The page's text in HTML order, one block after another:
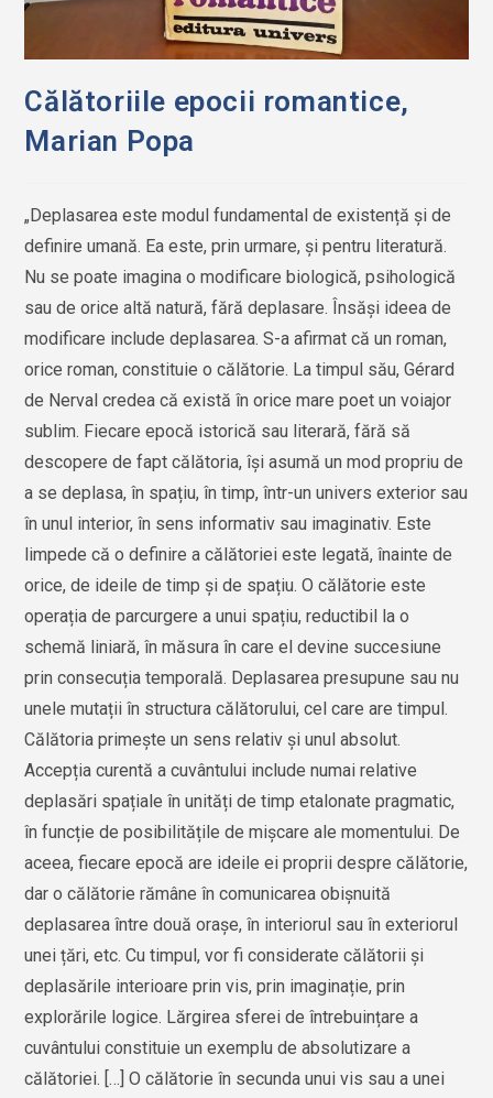
Călătoriile epocii romantice,
Marian Popa
„Deplasarea este modul fundamental de existență și de
definire umană. Ea este, prin urmare, și pentru literatură.
Nu se poate imagina o modificare biologică, psihologică
sau de orice altă natură, fără deplasare. Însăși ideea de
modificare include deplasarea. S-a afirmat că un roman,
orice roman, constituie o călătorie. La timpul său, Gérard
de Nerval credea că există în orice mare poet un voiajor
sublim. Fiecare epocă istorică sau literară, fără să
descopere de fapt călătoria, își asumă un mod propriu de
a se deplasa, în spațiu, în timp, într-un univers exterior sau
în unul interior, în sens informativ sau imaginativ. Este
limpede că o definire a călătoriei este legată, înainte de
orice, de ideile de timp și de spațiu. O călătorie este
operația de parcurgere a unui spațiu, reductibil la o
schemă liniară, în măsura în care el devine succesiune
prin consecuția temporală. Deplasarea presupune sau nu
unele mutații în structura călătorului, cel care are timpul.
Călătoria primește un sens relativ și unul absolut.
Accepția curentă a cuvântului include numai relative
deplasări spațiale în unități de timp etalonate pragmatic,
în funcție de posibilitățile de mișcare ale momentului. De
aceea, fiecare epocă are ideile ei proprii despre călătorie,
dar o călătorie rămâne în comunicarea obișnuită
deplasarea între două orașe, în interiorul sau în exteriorul
unei țări, etc. Cu timpul, vor fi considerate călătorii și
deplasările interioare prin vis, prin imaginație, prin
explorările logice. Lărgirea sferei de întrebuințare a
cuvântului constituie un exemplu de absolutizare a
călătoriei. […] O călătorie în secunda unui vis sau a unei